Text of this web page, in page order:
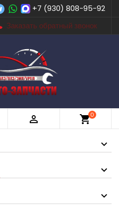
+7 (930) 808-95-92
Заказать обратный звонок
 shopping_cart0